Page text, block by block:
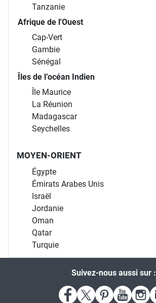
Tanzanie
Afrique de l'Ouest
Cap-Vert
Gambie
Sénégal
Îles de l’océan Indien
Île Maurice
La Réunion
Madagascar
Seychelles
MOYEN-ORIENT
Égypte
Émirats Arabes Unis
Israël
Jordanie
Oman
Qatar
Turquie
Suivez-nous aussi sur :